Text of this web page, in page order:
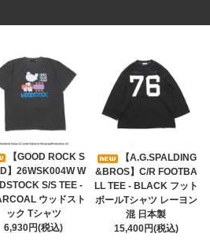
【GOOD ROCK S
】26WSK004W W
S/S TEE -
ウッドスト
ック Tシャツ
6,930円(税込)
【A.G.SPALDING
&BROS】C/R FOOTBA
LL TEE - BLACK フット
ボールTシャツ レーヨン
混 日本製
15,400円(税込)